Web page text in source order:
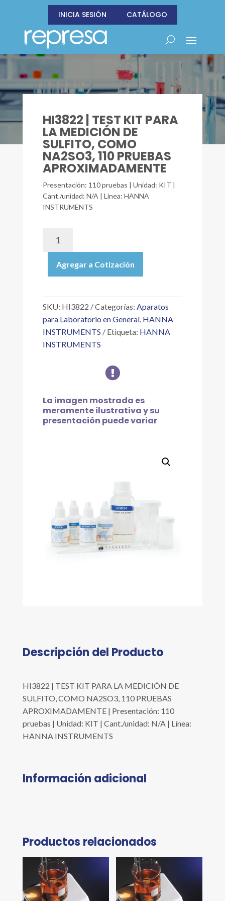
INICIA SESIÓN CATÁLOGO
HI3822 | TEST KIT PARA
LA MEDICIÓN DE
SULFITO, COMO
NA2SO3, 110 PRUEBAS
APROXIMADAMENTE
Presentación: 110 pruebas | Unidad: KIT |
Cant./unidad: N/A | Línea: HANNA
INSTRUMENTS
PARA
MEDICIÓN
SULFITO,
COMO
NA2SO3,
APROXIMADAMENTE
cantidad
Agregar a Cotización
SKU: HI3822 Categorías: Aparatos
para Laboratorio en General, HANNA
INSTRUMENTS
Etiqueta: HANNA
INSTRUMENTS

La imagen mostrada es
meramente ilustrativa y su
presentación puede variar
Descripción del Producto
HI3822 | TEST KIT PARA LA MEDICIÓN DE
SULFITO, COMO NA2SO3, 110 PRUEBAS
APROXIMADAMENTE | Presentación: 110
pruebas | Unidad: KIT | Cant./unidad: N/A | Línea:
HANNA INSTRUMENTS
Información adicional
Productos relacionados